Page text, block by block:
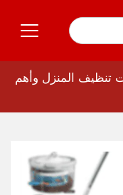
تنظيف المنزل وأهم